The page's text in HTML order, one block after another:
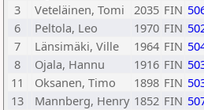
3
Veteläinen, Tomi 2035 FIN
6
Peltola, Leo 1970 FIN
7
Länsimäki, Ville 1964 FIN
8
Ojala, Hannu 1916 FIN
11
Oksanen, Timo 1898 FIN
13
Mannberg, Henry 1852 FIN